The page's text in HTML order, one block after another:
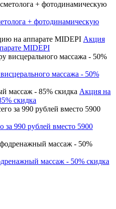
+ фотодинамическую
Акция
MIDEPI
массажа - 50%
Акция на
скидка
за 990 рублей вместо 5900
массаж - 50% скидка